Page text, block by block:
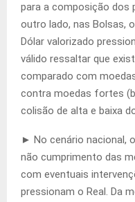
para a composição dos
outro lado, nas Bolsas,
Dólar valorizado
válido ressaltar que
comparado com
contra moedas fortes
colisão de alta e baixa
► No cenário nacional,
não cumprimento das
com eventuais
pressionam o Real. Da